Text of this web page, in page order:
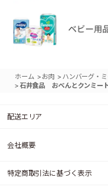
ホーム >お肉 > ハンバーグ・
>石井食品 おべんとクンミー
配送エリア
会社概要
特定商取引法に基づく表示